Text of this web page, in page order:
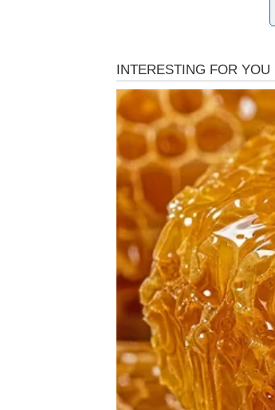
umiruje. Mogući su ozbiljni
igrica. Od samog početka
Novac i posao
Novčana situacija se naglo
bonus ili povišicu
dodatni posao
ili neočekivanu priliku
Ono što je zanimljivo –
Unutrašnji osećaj
Najveća promena kod Bika
jasnoća. Znaš šta želiš – i